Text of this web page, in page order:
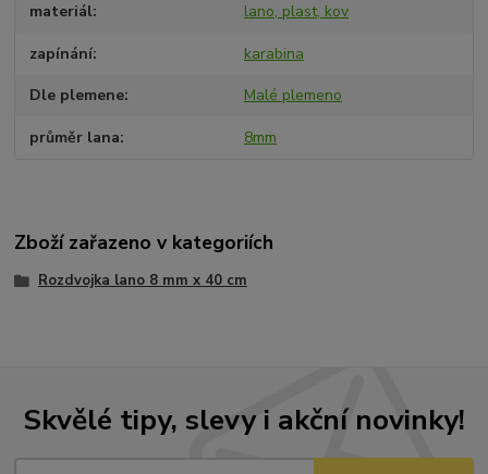
materiál lano, plast, kov
zapínání karabina
Dle plemene Malé plemeno
průměr lana 8mm
Zboží zařazeno v kategoriích
Rozdvojka lano 8 mm x 40 cm
Skvělé tipy, slevy i akční novinky!